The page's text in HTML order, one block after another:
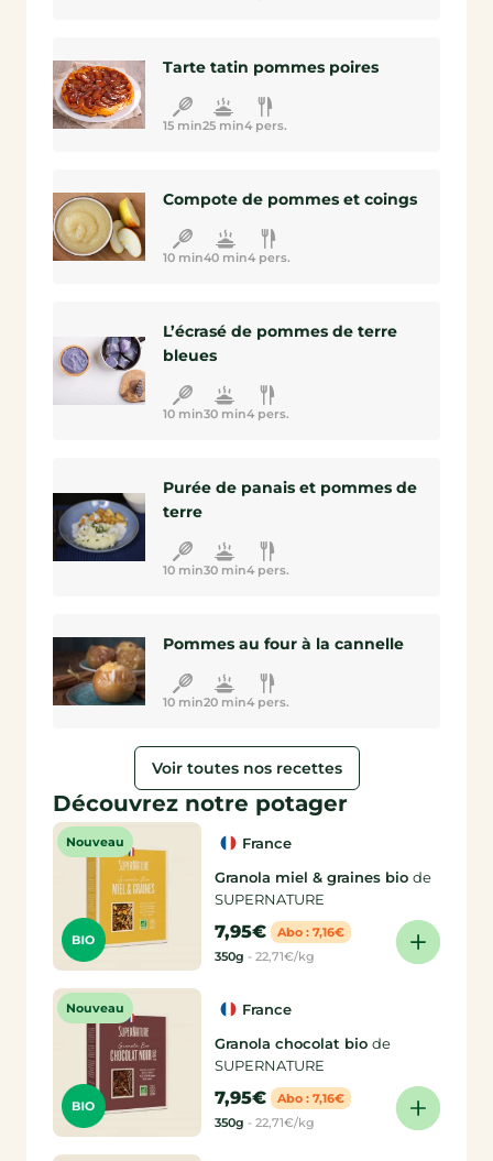
Tarte tatin pommes poires
15 min25 min4 pers.
Compote de pommes et coings
10 min40 min4 pers.
L’écrasé de pommes de terre
bleues
10 min30 min4 pers.
Purée de panais et pommes de
terre
10 min30 min4 pers.
Pommes au four à la cannelle
10 min20 min4 pers.
Voir toutes nos recettes
Découvrez notre potager
Nouveau
France
Granola miel & graines bio de
SUPERNATURE
7,95€
Abo : 7,16€
350g - 22,71€/kg
Nouveau
France
Granola chocolat bio de
SUPERNATURE
7,95€
Abo : 7,16€
350g - 22,71€/kg